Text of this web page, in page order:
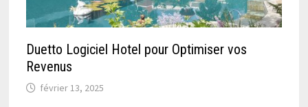
Duetto Logiciel Hotel pour Optimiser vos
Revenus
février 13, 2025